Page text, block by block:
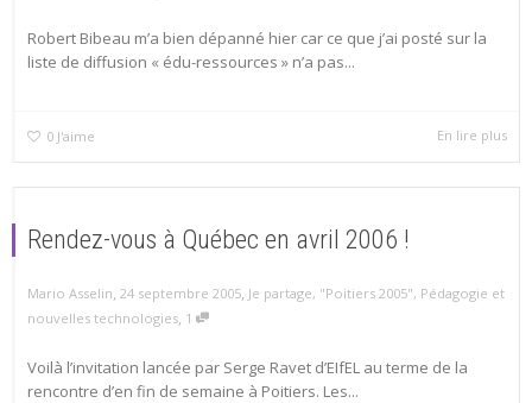
Robert Bibeau m’a bien dépanné hier car ce que j’ai posté sur la
liste de diffusion « édu-ressources » n’a pas...
0 J'aime En lire plus
Rendez-vous à Québec en avril 2006 !
Mario Asselin, 24 septembre 2005, Je partage, "Poitiers 2005", Pédagogie et
nouvelles technologies, 1
Voilà l’invitation lancée par Serge Ravet d’EIfEL au terme de la
rencontre d’en fin de semaine à Poitiers. Les...